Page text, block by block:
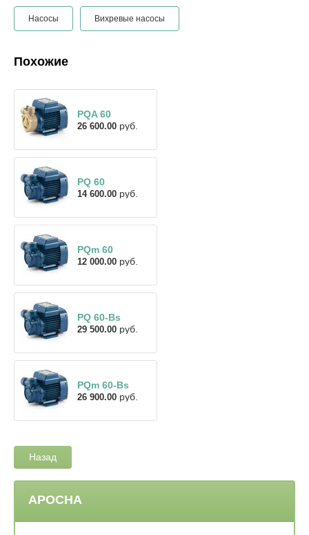
Насосы Вихревые насосы
Похожие
PQA 60
26 600.00 руб.
PQ 60
14 600.00 руб.
PQm 60
12 000.00 руб.
PQ 60-Bs
29 500.00 руб.
PQm 60-Bs
26 900.00 руб.
Назад
АРОСНА